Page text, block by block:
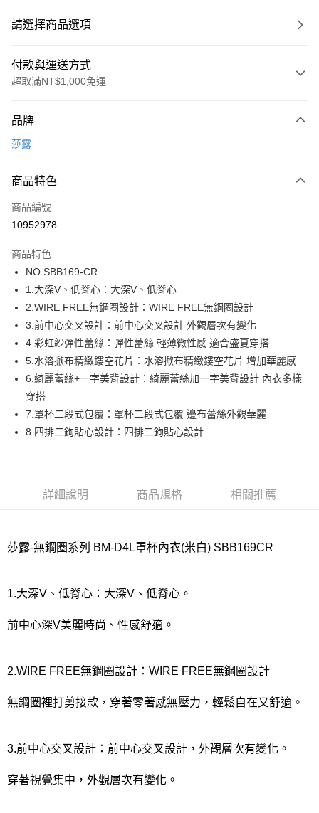
請選擇商品選項
付款與運送方式
超取滿NT$1,000免運
信用卡一次付款
LINE Pay
街口支付
運送方式
全家取貨付款
每筆NT$80，滿NT$1,000(含以上)免運費
付款後全家取貨
每筆NT$80，滿NT$1,000(含以上)免運費
7-11取貨付款
每筆NT$80，滿NT$1,000(含以上)免運費
付款後7-11取貨
每筆NT$80，滿NT$1,000(含以上)免運費
每筆NT$220
品牌
莎露
商品特色
商品編號
10952978
商品特色
NO.SBB169-CR
1.大深V、低脊心：大深V、低脊心
2.WIRE FREE無鋼圈設計：WIRE FREE無鋼圈設計
3.前中心交叉設計：前中心交叉設計 外觀層次有變化
4.彩虹紗彈性蕾絲：彈性蕾絲 輕薄微性感 適合盛夏穿搭
5.水溶掀布精緻鏤空花片：水溶掀布精緻鏤空花片 增加華麗感
6.綺麗蕾絲+一字美背設計：綺麗蕾絲加一字美背設計 內衣多樣
穿搭
7.罩杯二段式包覆：罩杯二段式包覆 邊布蕾絲外觀華麗
8.四排二鉤貼心設計：四排二鉤貼心設計
詳細說明 商品規格 相關推薦
莎露-無鋼圈系列 BM-D4L罩杯內衣(米白) SBB169CR
1.大深V、低脊心：大深V、低脊心。
前中心深V美麗時尚、性感舒適。
2.WIRE FREE無鋼圈設計：WIRE FREE無鋼圈設計
無鋼圈裡打剪接款，穿著零著感無壓力，輕鬆自在又舒適。
3.前中心交叉設計：前中心交叉設計，外觀層次有變化。
穿著視覺集中，外觀層次有變化。